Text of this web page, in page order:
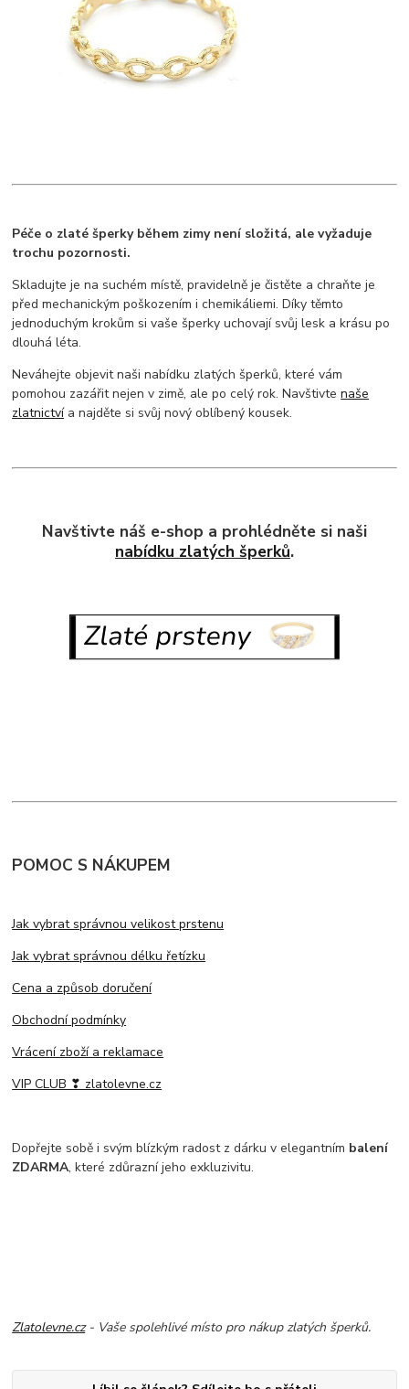
Péče o zlaté šperky během zimy není složitá, ale vyžaduje
trochu pozornosti.
Skladujte je na suchém místě, pravidelně je čistěte a chraňte je
před mechanickým poškozením i chemikáliemi. Díky těmto
jednoduchým krokům si vaše šperky uchovají svůj lesk a krásu po
dlouhá léta.
Neváhejte objevit naši nabídku zlatých šperků, které vám
pomohou zazářit nejen v zimě, ale po celý rok. Navštivtenaše
zlatnictvía najděte si svůj nový oblíbený kousek.
Navštivte náš e-shop a prohlédněte si naši
nabídku zlatých šperků.
POMOC S NÁKUPEM
Jak vybrat správnou velikost prstenu
Jak vybrat správnou délku řetízku
Cena a způsob doručení
Obchodní podmínky
Vrácení zboží a reklamace
VIP CLUB ❣ zlatolevne.cz
Dopřejte sobě i svým blízkým radost z dárku v elegantním balení
ZDARMA, které zdůrazní jeho exkluzivitu.
Zlatolevne.cz- Vaše spolehlivé místo pro nákup zlatých šperků.